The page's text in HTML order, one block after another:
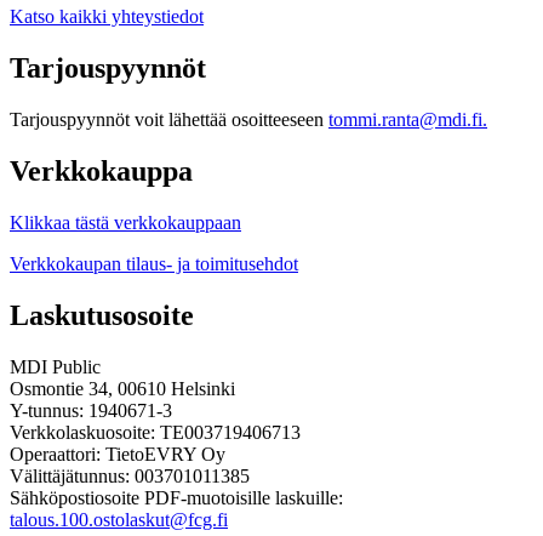
Katso kaikki yhteystiedot
Tarjouspyynnöt
Tarjouspyynnöt voit lähettää osoitteeseen tommi.ranta@mdi.fi.
Verkkokauppa
Klikkaa tästä verkkokauppaan
Verkkokaupan tilaus- ja toimitusehdot
Laskutusosoite
MDI Public
Osmontie 34, 00610 Helsinki
Y-tunnus: 1940671-3
Verkkolaskuosoite: TE003719406713
Operaattori: TietoEVRY Oy
Välittäjätunnus: 003701011385
Sähköpostiosoite PDF-muotoisille laskuille:
talous.100.ostolaskut@fcg.fi